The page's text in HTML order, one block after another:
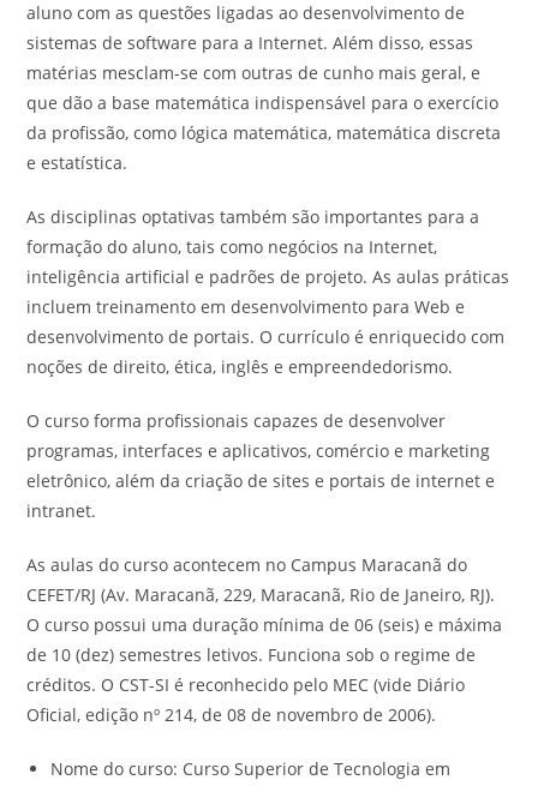
aluno com as questões ligadas ao desenvolvimento de
sistemas de software para a Internet. Além disso, essas
matérias mesclam-se com outras de cunho mais geral, e
que dão a base matemática indispensável para o exercício
da profissão, como lógica matemática, matemática discreta
e estatística.
As disciplinas optativas também são importantes para a
formação do aluno, tais como negócios na Internet,
inteligência artificial e padrões de projeto. As aulas práticas
incluem treinamento em desenvolvimento para Web e
desenvolvimento de portais. O currículo é enriquecido com
noções de direito, ética, inglês e empreendedorismo.
O curso forma profissionais capazes de desenvolver
programas, interfaces e aplicativos, comércio e marketing
eletrônico, além da criação de sites e portais de internet e
intranet.
As aulas do curso acontecem no Campus Maracanã do
CEFET/RJ (Av. Maracanã, 229, Maracanã, Rio de Janeiro, RJ).
O curso possui uma duração mínima de 06 (seis) e máxima
de 10 (dez) semestres letivos. Funciona sob o regime de
créditos. O CST-SI é reconhecido pelo MEC (vide Diário
Oficial, edição nº 214, de 08 de novembro de 2006).
Nome do curso: Curso Superior de Tecnologia em